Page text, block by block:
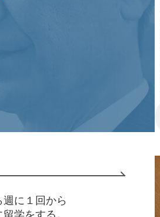
に１回から
学をする。